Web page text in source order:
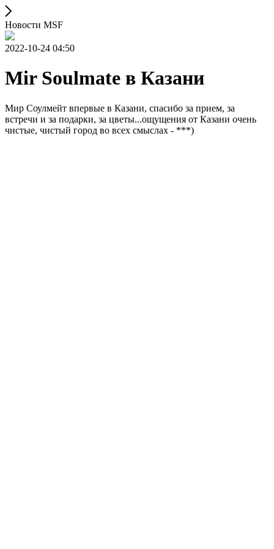
Новости MSF
2022-10-24 04:50
Mir Soulmate в Казани
Мир Соулмейт впервые в Казани, спасибо за прием, за
встречи и за подарки, за цветы...ощущения от Казани очень
чистые, чистый город во всех смыслах - ***)